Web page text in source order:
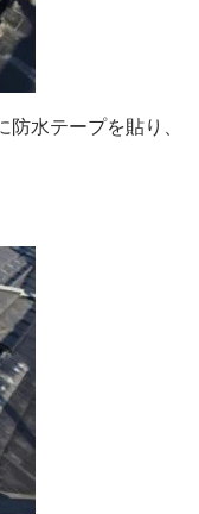
防水テープを貼り、